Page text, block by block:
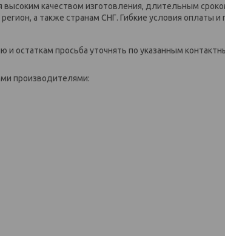
высоким качеством изготовления, длительным
а также странам СНГ. Гибкие условия оплаты и
просьба уточнять по указанным
производителями: